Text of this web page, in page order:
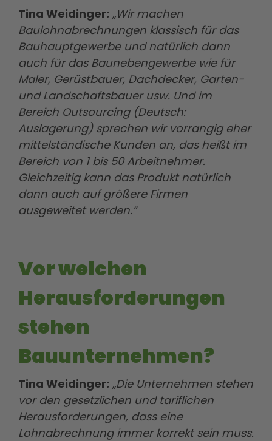
Tina Weidinger: „Wir machen
Baulohnabrechnungen klassisch für das
Bauhauptgewerbe und natürlich dann
auch für das Baunebengewerbe wie für
Maler, Gerüstbauer, Dachdecker, Garten-
und Landschaftsbauer usw. Und im
Bereich Outsourcing (Deutsch:
Auslagerung) sprechen wir vorrangig eher
mittelständische Kunden an, das heißt im
Bereich von 1 bis 50 Arbeitnehmer.
Gleichzeitig kann das Produkt natürlich
dann auch auf größere Firmen
ausgeweitet werden.“
Vor welchen
Herausforderungen
stehen
Bauunternehmen?
Tina Weidinger: „Die Unternehmen stehen
vor den gesetzlichen und tariflichen
Herausforderungen, dass eine
Lohnabrechnung immer korrekt sein muss.